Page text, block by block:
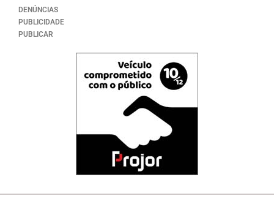
DENÚNCIAS
PUBLICIDADE
PUBLICAR